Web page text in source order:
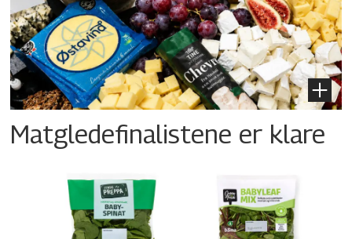
Matgledefinalistene er klare